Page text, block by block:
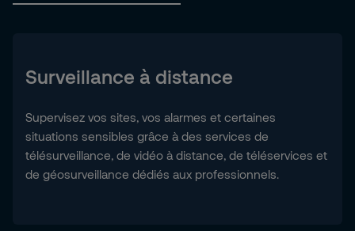
Surveillance à distance
Supervisez vos sites, vos alarmes et certaines
situations sensibles grâce à des services de
télésurveillance, de vidéo à distance, de téléservices et
de géosurveillance dédiés aux professionnels.